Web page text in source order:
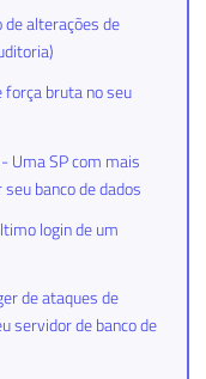
alterações de
bruta no seu
Uma SP com mais
banco de dados
login de um
de ataques de
servidor de banco de